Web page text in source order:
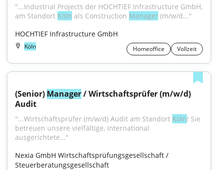
"...Industrial Projects der HOCHTIEF Infrastructure GmbH,
am Standort Köln als Construction Manager (m/w/d..."
HOCHTIEF Infrastructure GmbH
Köln Homeoffice Vollzeit
(Senior) Manager / Wirtschaftsprüfer (m/w/d)
Audit
"...Wirtschaftsprüfer (m/w/d) Audit am Standort Köln! Sie
betreuen unsere vielfältige, international
ausgerichtete..."
Nexia GmbH Wirtschaftsprüfungsgesellschaft /
Steuerberatungsgesellschaft